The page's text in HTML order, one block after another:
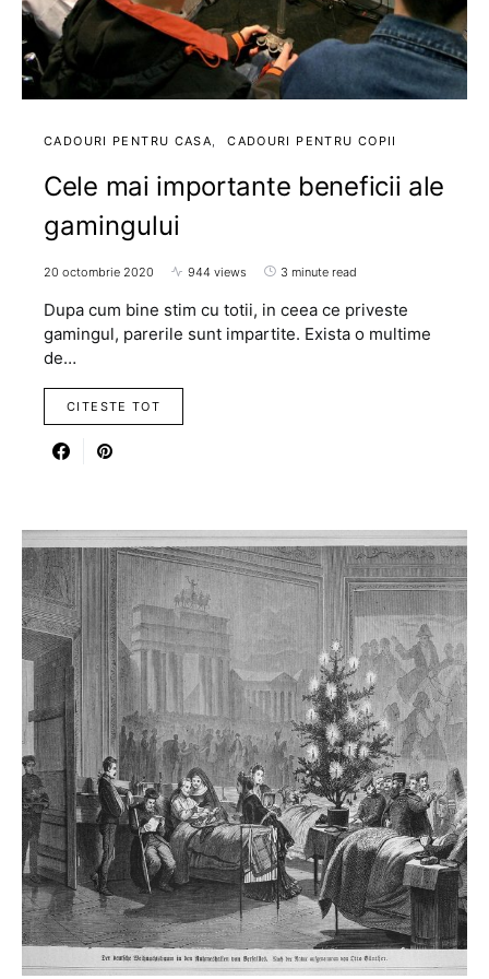
CADOURI PENTRU CASA CADOURI PENTRU COPII
Cele mai importante beneficii ale
gamingului
20 octombrie 2020 944 views 3 minute read
Dupa cum bine stim cu totii, in ceea ce priveste
gamingul, parerile sunt impartite. Exista o multime
de…
CITESTE TOT